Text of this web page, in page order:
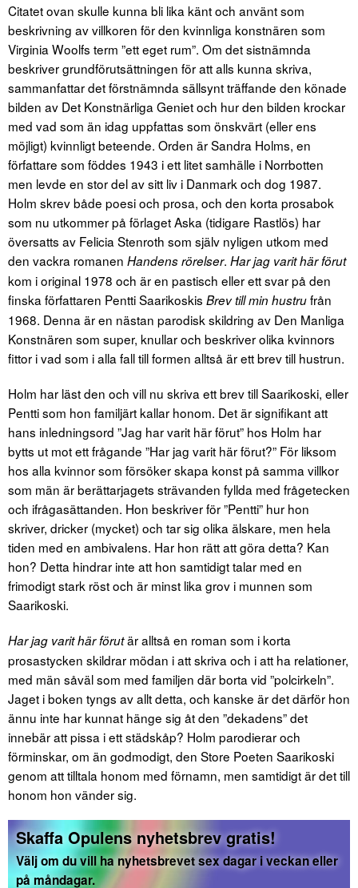
Citatet ovan skulle kunna bli lika känt och använt som
beskrivning av villkoren för den kvinnliga konstnären som
Virginia Woolfs term ”ett eget rum”. Om det sistnämnda
beskriver grundförutsättningen för att alls kunna skriva,
sammanfattar det förstnämnda sällsynt träffande den könade
bilden av Det Konstnärliga Geniet och hur den bilden krockar
med vad som än idag uppfattas som önskvärt (eller ens
möjligt) kvinnligt beteende. Orden är Sandra Holms, en
författare som föddes 1943 i ett litet samhälle i Norrbotten
men levde en stor del av sitt liv i Danmark och dog 1987.
Holm skrev både poesi och prosa, och den korta prosabok
som nu utkommer på förlaget Aska (tidigare Rastlös) har
översatts av Felicia Stenroth som själv nyligen utkom med
den vackra romanen Handens rörelser. Har jag varit här förut
kom i original 1978 och är en pastisch eller ett svar på den
finska författaren Pentti Saarikoskis Brev till min hustrufrån
1968. Denna är en nästan parodisk skildring av Den Manliga
Konstnären som super, knullar och beskriver olika kvinnors
fittor i vad som i alla fall till formen alltså är ett brev till hustrun.
Holm har läst den och vill nu skriva ett brev till Saarikoski, eller
Pentti som hon familjärt kallar honom. Det är signifikant att
hans inledningsord ”Jag har varit här förut” hos Holm har
bytts ut mot ett frågande ”Har jag varit här förut?” För liksom
hos alla kvinnor som försöker skapa konst på samma villkor
som män är berättarjagets strävanden fyllda med frågetecken
och ifrågasättanden. Hon beskriver för ”Pentti” hur hon
skriver, dricker (mycket) och tar sig olika älskare, men hela
tiden med en ambivalens. Har hon rätt att göra detta? Kan
hon? Detta hindrar inte att hon samtidigt talar med en
frimodigt stark röst och är minst lika grov i munnen som
Saarikoski.
Har jag varit här förutär alltså en roman som i korta
prosastycken skildrar mödan i att skriva och i att ha relationer,
med män såväl som med familjen där borta vid ”polcirkeln”.
Jaget i boken tyngs av allt detta, och kanske är det därför hon
ännu inte har kunnat hänge sig åt den ”dekadens” det
innebär att pissa i ett städskåp? Holm parodierar och
förminskar, om än godmodigt, den Store Poeten Saarikoski
genom att tilltala honom med förnamn, men samtidigt är det till
honom hon vänder sig.
Skaffa Opulens nyhetsbrev gratis!
Välj om du vill ha nyhetsbrevet sex dagar i veckan eller
på måndagar.